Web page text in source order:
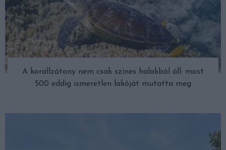
A korallzátony nem csak színes halakból áll: most
500 eddig ismeretlen lakóját mutatta meg